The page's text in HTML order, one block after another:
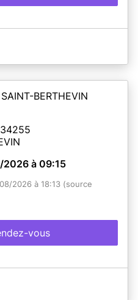
BERTHEVIN
à 09:15
2026 à 18:13 (source
vous